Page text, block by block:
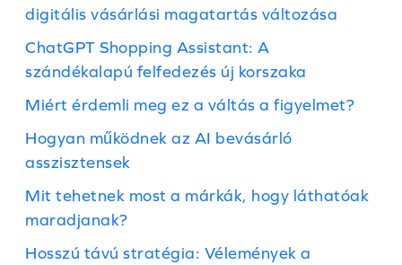
digitális vásárlási magatartás változása
ChatGPT Shopping Assistant: A
szándékalapú felfedezés új korszaka
Miért érdemli meg ez a váltás a figyelmet?
Hogyan működnek az AI bevásárló
asszisztensek
Mit tehetnek most a márkák, hogy láthatóak
maradjanak?
Hosszú távú stratégia: Vélemények a